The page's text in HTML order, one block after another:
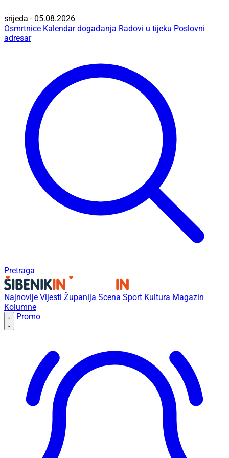
srijeda - 05.08.2026
Osmrtnice Kalendar događanja Radovi u tijeku Poslovni
adresar
Pretraga
Najnovije Vijesti Županija Scena Sport Kultura Magazin
Kolumne
Promo